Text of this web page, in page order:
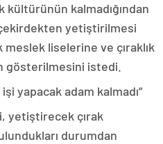
kültürünün kalmadığından
yetiştirilmesi
liselerine ve çıraklık
gösterilmesini istedi.
yapacak adam kalmadı”
yetiştirecek çırak
durumdan